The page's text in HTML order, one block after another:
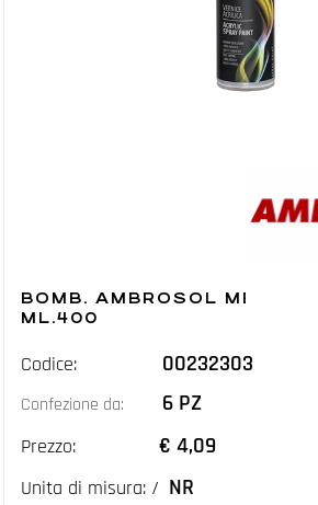
BOMB. AMBROSOL
ML.400
Codice: 00232303
Confezione da: 6 PZ
Prezzo: € 4,09
Unita di misura: / NR